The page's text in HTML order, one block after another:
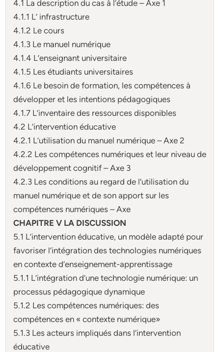
4.1 La description du cas à l’étude – Axe 1
4.1.1 L’ infrastructure
4.1.2 Le cours
4.1.3 Le manuel numérique
4.1.4 L’enseignant universitaire
4.1.5 Les étudiants universitaires
4.1.6 Le besoin de formation, les compétences à
développer et les intentions pédagogiques
4.1.7 L’inventaire des ressources disponibles
4.2 L’intervention éducative
4.2.1 L’utilisation du manuel numérique – Axe 2
4.2.2 Les compétences numériques et leur niveau de
développement cognitif – Axe 3
4.2.3 Les conditions au regard de l’utilisation du
manuel numérique et de son apport sur les
compétences numériques – Axe
CHAPITRE V LA DISCUSSION
5.1 L’intervention éducative, un modèle adapté pour
favoriser l’intégration des technologies numériques
en contexte d’enseignement-apprentissage
5.1.1 L’intégration d’une technologie numérique: un
processus pédagogique dynamique
5.1.2 Les compétences numériques: des
compétences en « contexte numérique»
5.1.3 Les acteurs impliqués dans l’intervention
éducative